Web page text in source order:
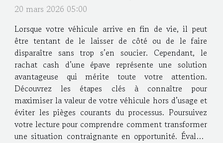
20 mars 2026 05:00
Lorsque votre véhicule arrive en fin de vie, il peut
être tentant de le laisser de côté ou de le faire
disparaître sans trop s’en soucier. Cependant, le
rachat cash d’une épave représente une solution
avantageuse qui mérite toute votre attention.
Découvrez les étapes clés à connaître pour
maximiser la valeur de votre véhicule hors d’usage et
éviter les pièges courants du processus. Poursuivez
votre lecture pour comprendre comment transformer
une situation contraignante en opportunité. Évaluer